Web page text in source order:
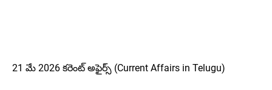
21 మే 2026 కరెంట్ అఫైర్స్ (Current Affairs in Telugu)